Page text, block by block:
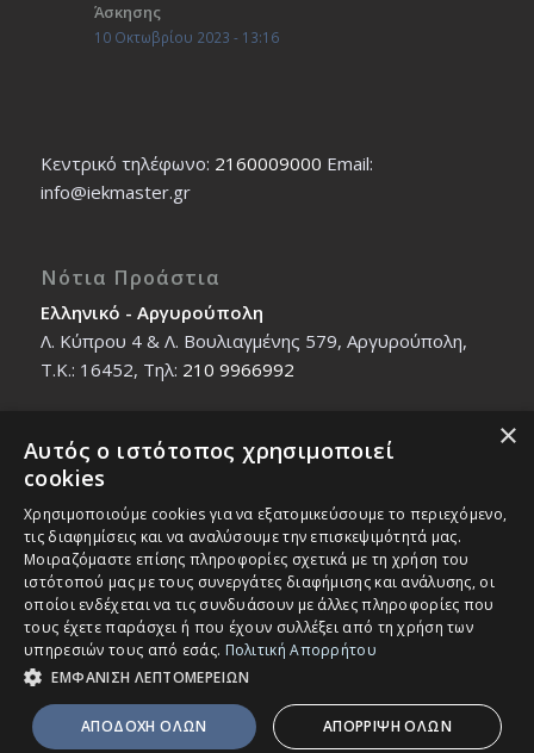
Άσκησης
10 Οκτωβρίου 2023 - 13:16
Κεντρικό τηλέφωνο: 2160009000 Εmail:
info@iekmaster.gr
Νότια Προάστια
Ελληνικό - Αργυρούπολη
Λ. Κύπρου 4 & Λ. Βουλιαγμένης 579, Αργυρούπολη,
T.K.: 16452, Τηλ: 210 9966992
Βόρεια Προάστια
Νέο Ηράκλειο - Μαρούσι
Ζαλοκώστα 18 & Εμμανουήλ Παπαδάκη 12, T.K.:
14121, Τηλ:210 2712588
© Copyright - IEK MASTER -Enfold Theme by Kriesi
×
Αυτός ο ιστότοπος χρησιμοποιεί
cookies
Χρησιμοποιούμε cookies για να εξατομικεύσουμε το περιεχόμενο,
τις διαφημίσεις και να αναλύσουμε την επισκεψιμότητά μας.
Μοιραζόμαστε επίσης πληροφορίες σχετικά με τη χρήση του
ιστότοπού μας με τους συνεργάτες διαφήμισης και ανάλυσης, οι
οποίοι ενδέχεται να τις συνδυάσουν με άλλες πληροφορίες που
τους έχετε παράσχει ή που έχουν συλλέξει από τη χρήση των
υπηρεσιών τους από εσάς. Πολιτική Απορρήτου
ΕΜΦΑΝΙΣΗ ΛΕΠΤΟΜΕΡΕΙΩΝ
ΑΠΟΔΟΧΗ ΟΛΩΝ ΑΠΟΡΡΙΨΗ ΟΛΩΝ